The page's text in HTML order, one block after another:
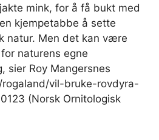
mink, for å få bukt med
kjempetabbe å sette
natur. Men det kan være
naturens egne
sier Roy Mangersnes
vil-bruke-rovdyra-
(Norsk Ornitologisk